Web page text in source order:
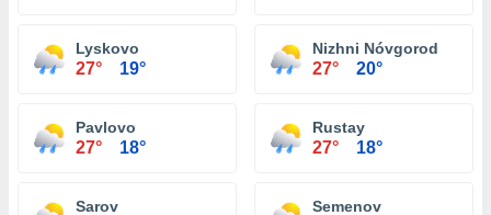
Lyskovo
27° 19°
Nizhni Nóvgorod
27° 20°
Pavlovo
27° 18°
Rustay
27° 18°
Sarov Semenov